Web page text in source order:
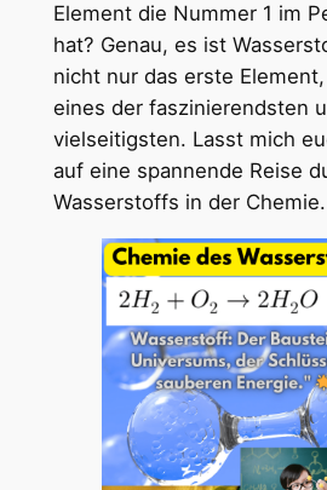
Element die Nummer 1 im
hat? Genau, es ist
nicht nur das erste
eines der faszinierendsten
vielseitigsten. Lasst mich
auf eine spannende Reise
Wasserstoffs in der Chemie.